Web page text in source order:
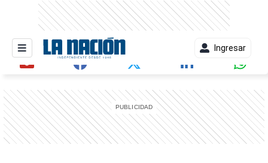
Ingresar